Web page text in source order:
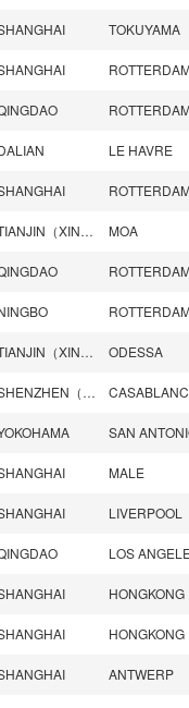
TOKUYAMA
LE HAVRE
TIANJIN（XINGANG） MOA
TIANJIN（XINGANG） ODESSA
SHENZHEN（CHIWAN）
SAN
MALE
LIVERPOOL
HONGKONG
HONGKONG
ANTWERP